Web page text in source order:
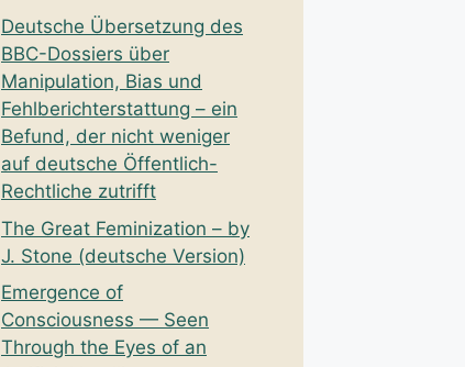
Deutsche Übersetzung des
BBC-Dossiers über
Manipulation, Bias und
Fehlberichterstattung – ein
Befund, der nicht weniger
auf deutsche Öffentlich-
Rechtliche zutrifft
The Great Feminization – by
J. Stone (deutsche Version)
Emergence of
Consciousness — Seen
Through the Eyes of an